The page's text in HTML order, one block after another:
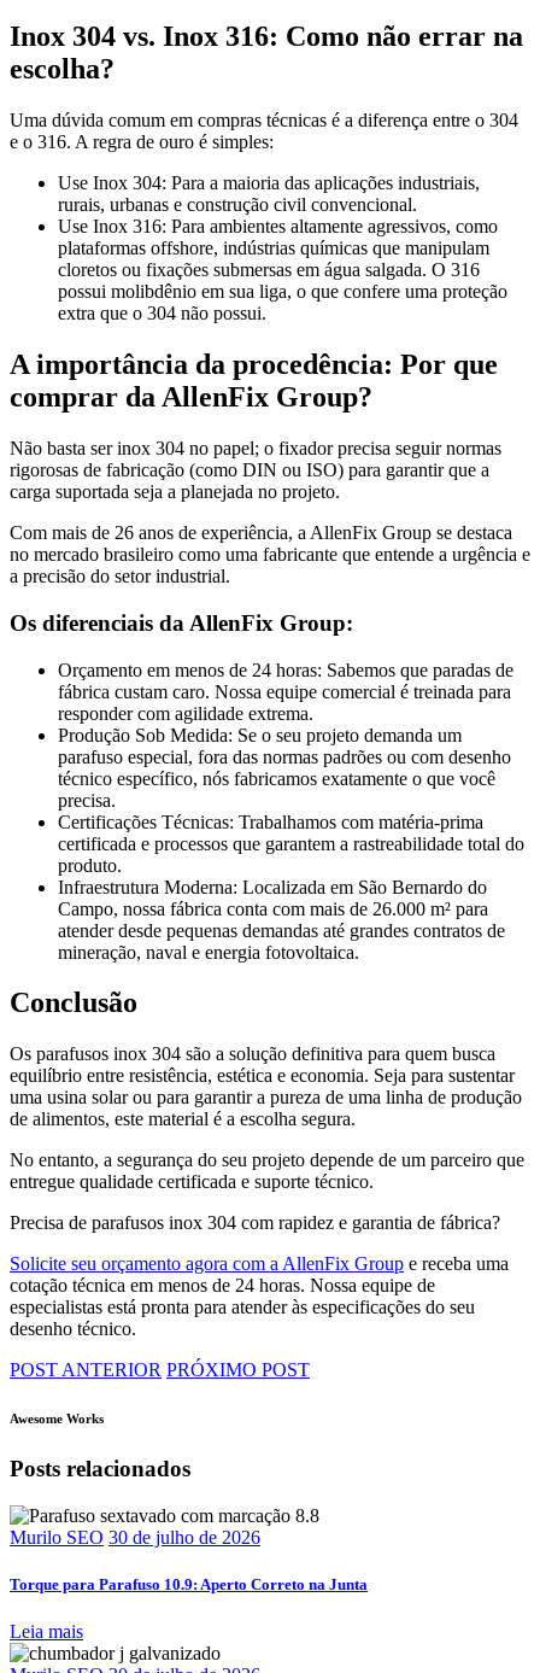
Inox 304 vs. Inox 316: Como não errar na
escolha?
Uma dúvida comum em compras técnicas é a diferença entre o 304
e o 316. A regra de ouro é simples:
Use Inox 304: Para a maioria das aplicações industriais,
rurais, urbanas e construção civil convencional.
Use Inox 316: Para ambientes altamente agressivos, como
plataformas offshore, indústrias químicas que manipulam
cloretos ou fixações submersas em água salgada. O 316
possui molibdênio em sua liga, o que confere uma proteção
extra que o 304 não possui.
A importância da procedência: Por que
comprar da AllenFix Group?
Não basta ser inox 304 no papel; o fixador precisa seguir normas
rigorosas de fabricação (como DIN ou ISO) para garantir que a
carga suportada seja a planejada no projeto.
Com mais de 26 anos de experiência, a AllenFix Group se destaca
no mercado brasileiro como uma fabricante que entende a urgência e
a precisão do setor industrial.
Os diferenciais da AllenFix Group:
Orçamento em menos de 24 horas: Sabemos que paradas de
fábrica custam caro. Nossa equipe comercial é treinada para
responder com agilidade extrema.
Produção Sob Medida: Se o seu projeto demanda um
parafuso especial, fora das normas padrões ou com desenho
técnico específico, nós fabricamos exatamente o que você
precisa.
Certificações Técnicas: Trabalhamos com matéria-prima
certificada e processos que garantem a rastreabilidade total do
produto.
Infraestrutura Moderna: Localizada em São Bernardo do
Campo, nossa fábrica conta com mais de 26.000 m² para
atender desde pequenas demandas até grandes contratos de
mineração, naval e energia fotovoltaica.
Conclusão
Os parafusos inox 304 são a solução definitiva para quem busca
equilíbrio entre resistência, estética e economia. Seja para sustentar
uma usina solar ou para garantir a pureza de uma linha de produção
de alimentos, este material é a escolha segura.
No entanto, a segurança do seu projeto depende de um parceiro que
entregue qualidade certificada e suporte técnico.
Precisa de parafusos inox 304 com rapidez e garantia de fábrica?
Solicite seu orçamento agora com a AllenFix Group e receba uma
cotação técnica em menos de 24 horas. Nossa equipe de
especialistas está pronta para atender às especificações do seu
desenho técnico.
POST ANTERIOR PRÓXIMO POST
Awesome Works
Posts relacionados
Murilo SEO 30 de julho de 2026
Torque para Parafuso 10.9: Aperto Correto na Junta
Leia mais